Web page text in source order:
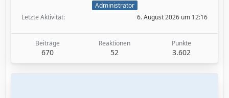
Administrator
Letzte Aktivität
6. August 2026 um 12:16
Beiträge
670
Reaktionen
52
Punkte
3.602